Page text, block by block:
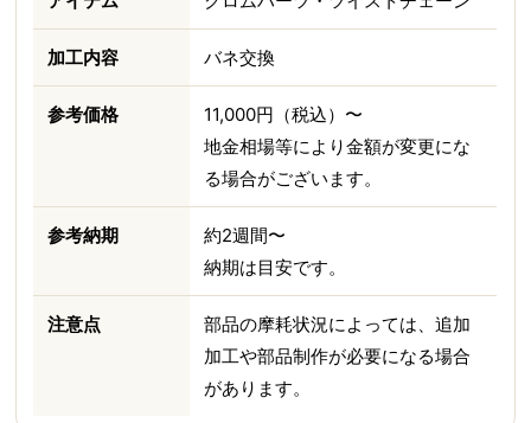
加工内容 バネ交換
参考価格
11,000円（税込）〜
地金相場等により金額が変更にな
る場合がございます。
参考納期
約2週間〜
納期は目安です。
注意点
部品の摩耗状況によっては、追加
加工や部品制作が必要になる場合
があります。